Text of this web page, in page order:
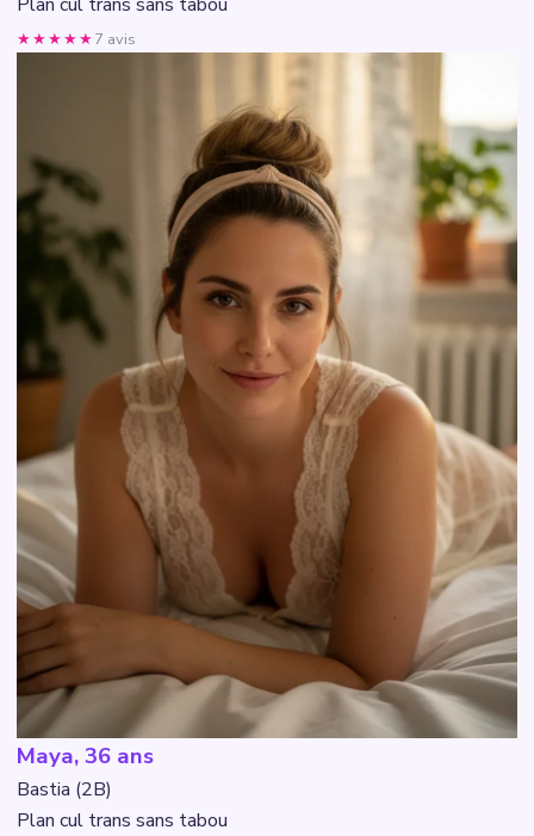
★★★★★7 avis
Maya, 36 ans
Bastia (2B)
Plan cul trans sans tabou